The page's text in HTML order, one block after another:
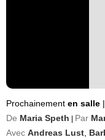
Prochainement en salle |
De Maria Speth Par
Avec Andreas Lust